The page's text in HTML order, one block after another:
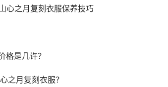
心之月复刻衣服保养技巧
格是几许？
之月复刻衣服？